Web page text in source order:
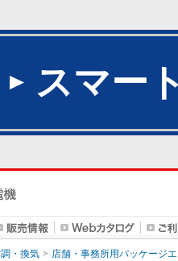
スマー
・換気 店舗・事務所用パッケージ